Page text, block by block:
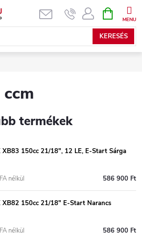
KERESÉS
KOSÁR
termékek
XB83 150cc 21/18", 12 LE, E-Start Sárga
586 900 Ft
nélkül
XB82 150cc 21/18" E-Start Narancs
586 900 Ft
nélkül